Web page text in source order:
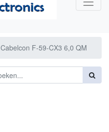
Cabelcon F-59-CX3 6,0 QM